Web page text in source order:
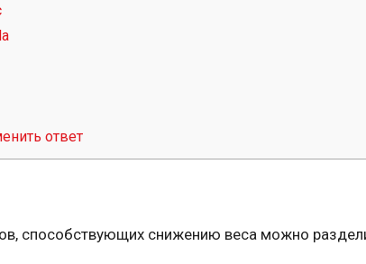
ответ
способствующих снижению веса можно